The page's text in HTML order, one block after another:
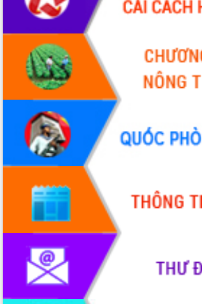
Họp báo thông tin về Hội nghị Công bố
Quy hoạch và Xúc tiến đầu tư tỉnh Đắk
Lắk
Khơi thông điểm nghẽn, đẩy nhanh
giải ngân vốn khắc phục thiên tai
HĐND tỉnh thông qua điều chỉnh Quy
hoạch tỉnh thời kỳ 2021-2030
Hội thảo góp ý hồ sơ điều chỉnh quy
hoạch tỉnh Đắk Lắk thời kỳ 2021-2030,
tầm nhìn đến năm 2050
Nâng cao hiệu quả hoạt động của các
doanh nghiệp nhà nước
Hội nghị triển khai kết nối mạng
truyền số liệu chuyên dùng phục vụ cơ
quan Đảng, Nhà nước
Lễ phát động chuỗi hoạt động chung
tay làm sạch môi trường
Xã Ea Kar bước chuyển mình trong
công tác cải cách hành chính mô hình
mới